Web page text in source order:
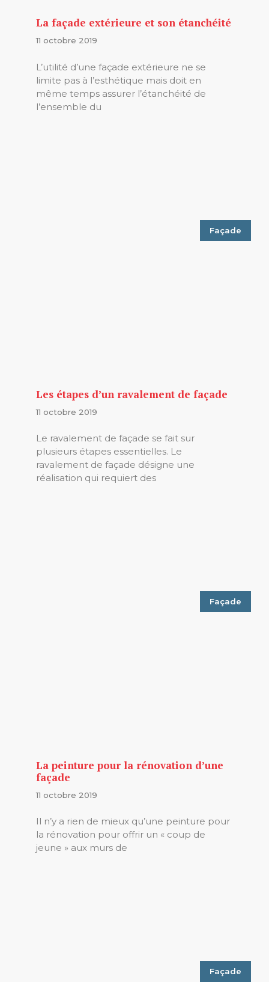
La façade extérieure et son étanchéité
11 octobre 2019
L’utilité d’une façade extérieure ne se
limite pas à l’esthétique mais doit en
même temps assurer l’étanchéité de
l’ensemble du
Façade
Les étapes d’un ravalement de façade
11 octobre 2019
Le ravalement de façade se fait sur
plusieurs étapes essentielles. Le
ravalement de façade désigne une
réalisation qui requiert des
Façade
La peinture pour la rénovation d’une
façade
11 octobre 2019
Il n’y a rien de mieux qu’une peinture pour
la rénovation pour offrir un « coup de
jeune » aux murs de
Façade